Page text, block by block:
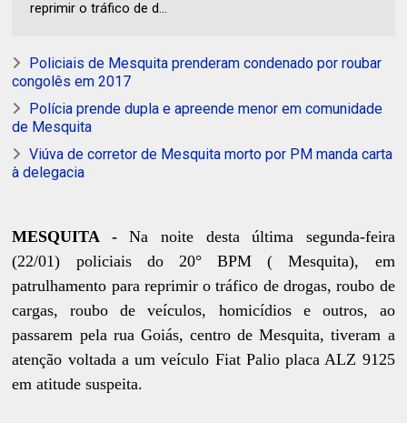
reprimir o tráfico de d...
Policiais de Mesquita prenderam condenado por roubar
congolês em 2017
Polícia prende dupla e apreende menor em comunidade
de Mesquita
Viúva de corretor de Mesquita morto por PM manda carta
à delegacia
MESQUITA -Na noite desta última segunda-feira
(22/01) policiais do 20° BPM ( Mesquita), em
patrulhamento para reprimir o tráfico de drogas, roubo de
cargas, roubo de veículos, homicídios e outros, ao
passarem pela rua Goiás, centro de Mesquita, tiveram a
atenção voltada a um veículo Fiat Palio placa ALZ 9125
em atitude suspeita.